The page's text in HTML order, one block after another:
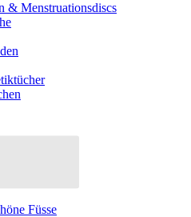
& Menstruationsdiscs
Füsse